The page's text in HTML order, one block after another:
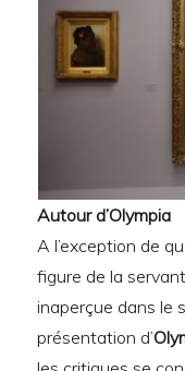
Autour d’Olympia
A l’exception de
figure de la
inaperçue dans le
présentation d’